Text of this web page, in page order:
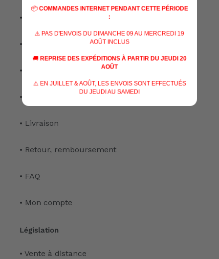
• Nos spécialisations
• Nos services
• Notre atelier
• Nous contacter
• Livraison
• Retour, remboursement
• FAQ
• Mon compte
Législation
• Vente à distance
📦 COMMANDES INTERNET PENDANT CETTE PÉRIODE
:
⚠️ PAS D'ENVOIS DU DIMANCHE 09 AU MERCREDI 19
AOÛT INCLUS
🚚 REPRISE DES EXPÉDITIONS À PARTIR DU JEUDI 20
AOÛT
⚠️ EN JUILLET & AOÛT, LES ENVOIS SONT EFFECTUÉS
DU JEUDI AU SAMEDI